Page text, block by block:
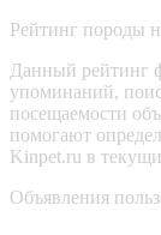
Рейтинг породы
Данный рейтинг
упоминаний,
посещаемости
помогают
Kinpet.ru в
Объявления